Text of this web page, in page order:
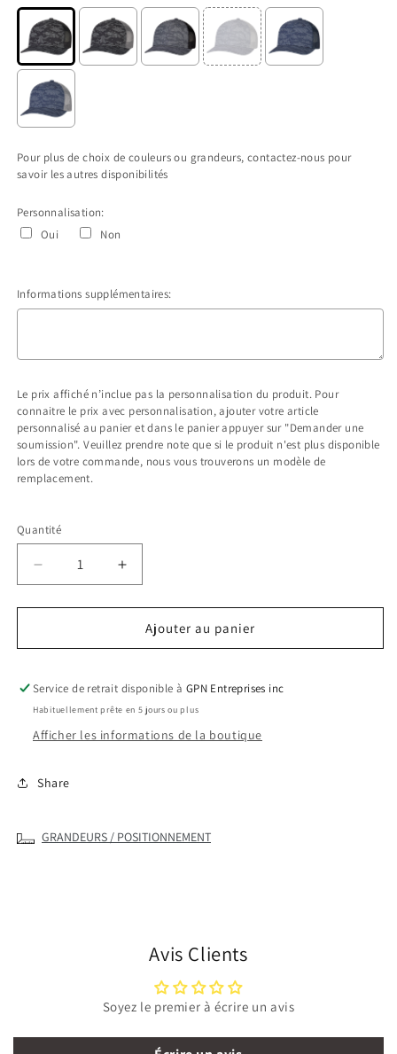
Pour plus de choix de couleurs ou grandeurs, contactez-nous pour
savoir les autres disponibilités
Personnalisation:
Oui
Non
Informations supplémentaires:
Le prix affiché n’inclue pas la personnalisation du produit. Pour
connaitre le prix avec personnalisation, ajouter votre article
personnalisé au panier et dans le panier appuyer sur "Demander une
soumission". Veuillez prendre note que si le produit n'est plus disponible
lors de votre commande, nous vous trouverons un modèle de
remplacement.
Selection will add
Quantité
Réduire
quantité
8G017-
coton
croisé/filet
en
Augmenter
quantité
8G017-
coton
croisé/filet
en
Ajouter au panier
Service de retrait disponible à GPN Entreprises inc
Habituellement prête en 5 jours ou plus
Afficher les informations de la boutique
Share
GRANDEURS / POSITIONNEMENT
Avis Clients
Soyez le premier à écrire un avis